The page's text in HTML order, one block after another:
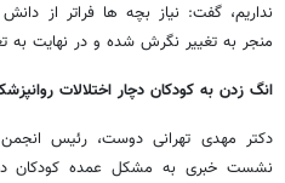
نداریم، گفت: نیاز بچه ها فراتر از
منجر به تغییر نگرش شده و در نهایت به
انگ زدن به کودکان دچار اختلالات
دکتر مهدی تهرانی دوست، رئیس
نشست خبری به مشکل عمده کودکان